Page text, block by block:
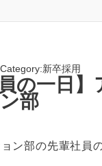
Category:新卒採用
の一日】
部
ン部の先輩社員